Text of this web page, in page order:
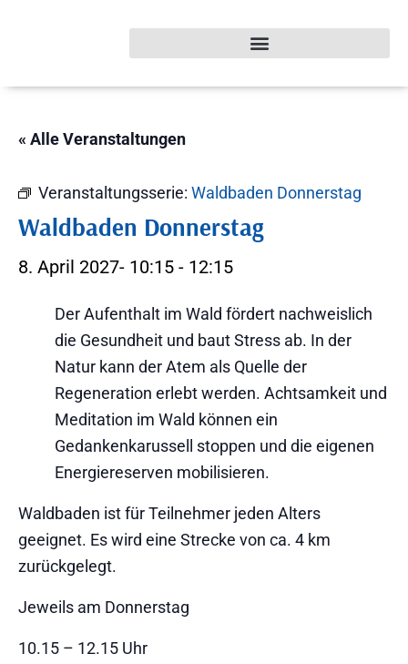
« Alle Veranstaltungen
Veranstaltungsserie: Waldbaden Donnerstag
Waldbaden Donnerstag
8. April 2027- 10:15 - 12:15
Der Aufenthalt im Wald fördert nachweislich
die Gesundheit und baut Stress ab. In der
Natur kann der Atem als Quelle der
Regeneration erlebt werden. Achtsamkeit und
Meditation im Wald können ein
Gedankenkarussell stoppen und die eigenen
Energiereserven mobilisieren.
Waldbaden ist für Teilnehmer jeden Alters
geeignet. Es wird eine Strecke von ca. 4 km
zurückgelegt.
Jeweils am Donnerstag
10.15 – 12.15 Uhr